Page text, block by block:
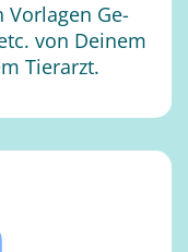
Vor­la­gen Ge­
von Dei­nem
Tier­arzt.